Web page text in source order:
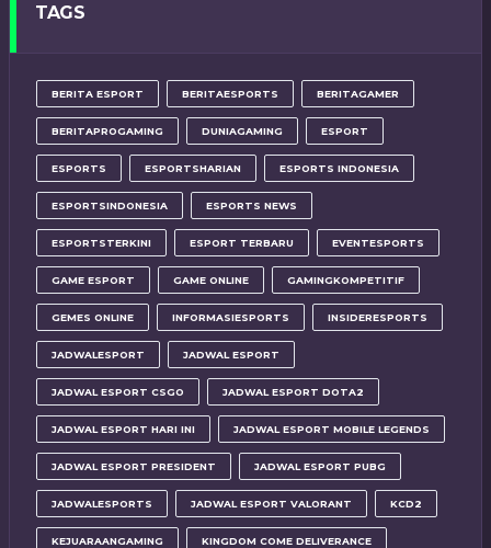
TAGS
BERITA ESPORT BERITAESPORTS BERITAGAMER
BERITAPROGAMING DUNIAGAMING ESPORT
ESPORTS ESPORTSHARIAN ESPORTS INDONESIA
ESPORTSINDONESIA ESPORTS NEWS
ESPORTSTERKINI ESPORT TERBARU EVENTESPORTS
GAME ESPORT GAME ONLINE GAMINGKOMPETITIF
GEMES ONLINE INFORMASIESPORTS INSIDERESPORTS
JADWALESPORT JADWAL ESPORT
JADWAL ESPORT CSGO JADWAL ESPORT DOTA2
JADWAL ESPORT HARI INI JADWAL ESPORT MOBILE LEGENDS
JADWAL ESPORT PRESIDENT JADWAL ESPORT PUBG
JADWALESPORTS JADWAL ESPORT VALORANT KCD2
KEJUARAANGAMING KINGDOM COME DELIVERANCE